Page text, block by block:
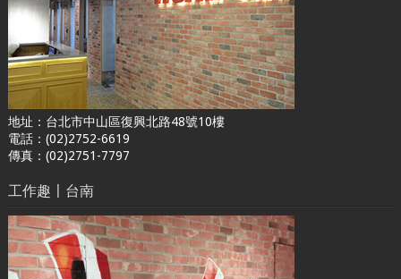
地址：台北市中山區復興北路48號10樓
電話：(02)2752-6619
傳真：(02)2751-7797
工作趣〡台南